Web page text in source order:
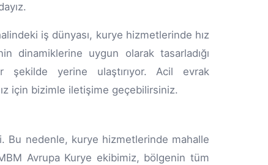
iş dünyası, kurye hizmetlerinde hız
dinamiklerine uygun olarak tasarladığı
yerine ulaştırıyor. Acil evrak
için bizimle iletişime geçebilirsiniz.
Bu nedenle, kurye hizmetlerinde mahalle
Avrupa Kurye ekibimiz, bölgenin tüm